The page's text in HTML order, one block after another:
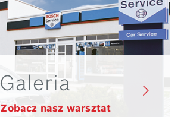
Galeria
Zobacz nasz warsztat